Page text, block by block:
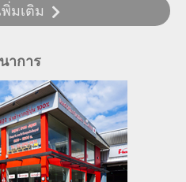
พิ่มเติม
าการ